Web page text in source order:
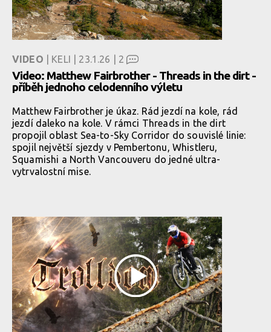
VIDEO | KELI | 23.1.26 | 2
Video: Matthew Fairbrother - Threads in the dirt -
příběh jednoho celodenního výletu
Matthew Fairbrother je úkaz. Rád jezdí na kole, rád
jezdí daleko na kole. V rámci Threads in the dirt
propojil oblast Sea-to-Sky Corridor do souvislé linie:
spojil největší sjezdy v Pembertonu, Whistleru,
Squamishi a North Vancouveru do jedné ultra-
vytrvalostní mise.